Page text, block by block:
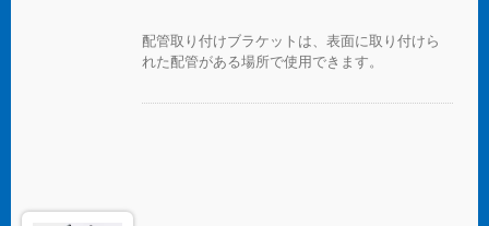
配管取り付けブラケットは、表面に取り付けら
れた配管がある場所で使用できます。